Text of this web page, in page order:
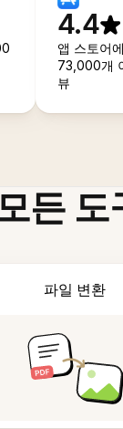
4.4
앱 스토어
73,000개
뷰
든 도
파일 변환